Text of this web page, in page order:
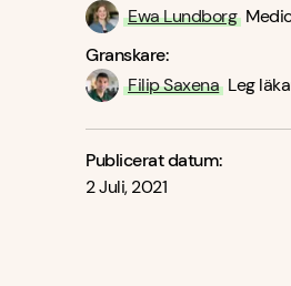
Ewa Lundborg
Granskare:
Filip Saxena Leg
Publicerat datum:
2 Juli, 2021